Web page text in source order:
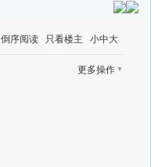
倒序阅读 只看楼主 小中大
更多操作 ▼